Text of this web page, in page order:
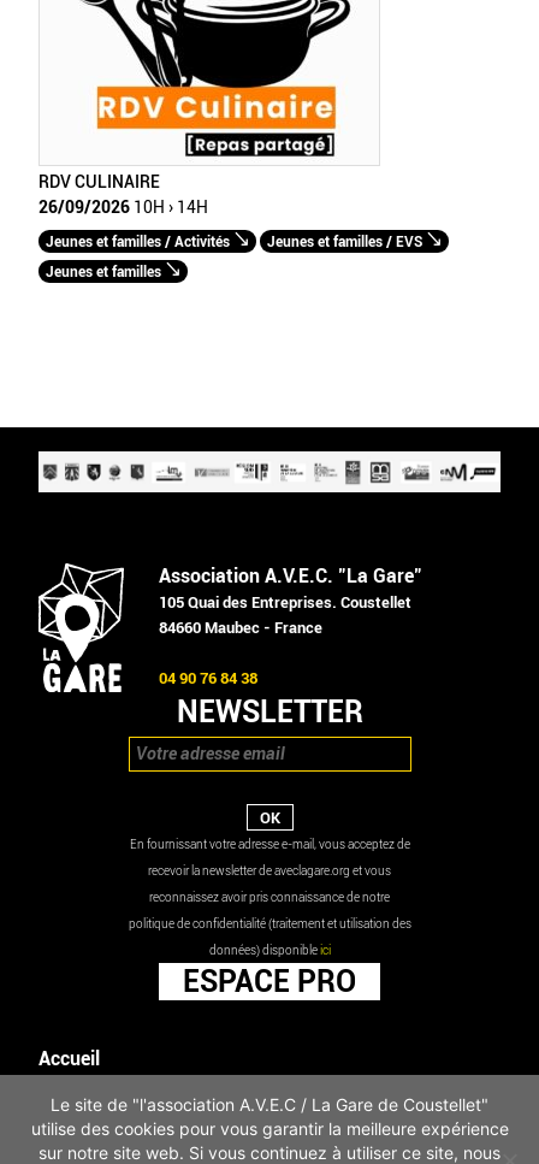
RDV CULINAIRE
26/09/2026 10H › 14H
Jeunes et familles / Activités
Jeunes et familles / EVS
Jeunes et familles
Association A.V.E.C. "La Gare"
105 Quai des Entreprises. Coustellet
84660 Maubec - France
04 90 76 84 38
NEWSLETTER
En fournissant votre adresse e-mail, vous acceptez de
recevoir la newsletter de aveclagare.org et vous
reconnaissez avoir pris connaissance de notre
politique de confidentialité (traitement et utilisation des
données) disponibleici
ESPACE PRO
Accueil
Les actualités
Mentions légales
Le site de "l'association A.V.E.C / La Gare de Coustellet"
utilise des cookies pour vous garantir la meilleure expérience
sur notre site web. Si vous continuez à utiliser ce site, nous